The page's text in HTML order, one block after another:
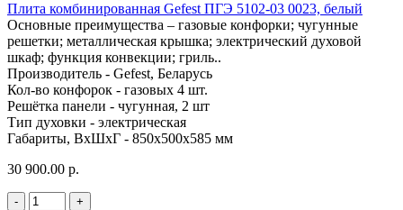
Плита комбинированная Gefest ПГЭ 5102-03 0023, белый
Основные преимущества – газовые конфорки; чугунные
решетки; металлическая крышка; электрический духовой
шкаф; функция конвекции; гриль..
Производитель - Gefest, Беларусь
Кол-во конфорок - газовых 4 шт.
Решётка панели - чугунная, 2 шт
Тип духовки - электрическая
Габариты, ВхШхГ - 850х500х585 мм
30 900.00 р.
- +